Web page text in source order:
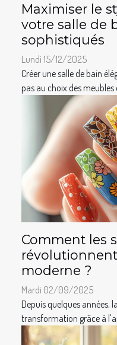
Maximiser le
votre salle de
sophistiqués
Lundi 15/12/2025
Créer une salle de bain
pas au choix des meubles
Comment les
moderne ?
Mardi 02/09/2025
Depuis quelques années,
transformation grâce à